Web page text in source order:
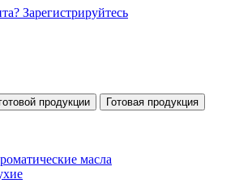
Зарегистрируйтесь
продукции Готовая продукция
масла